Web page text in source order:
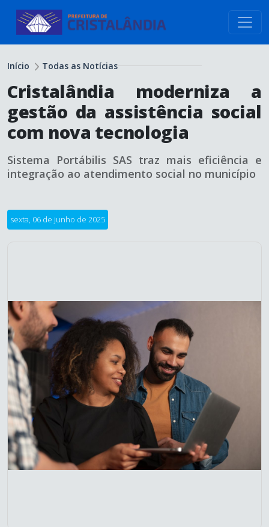
Início Todas as Notícias
Cristalândia moderniza a
gestão da assistência social
com nova tecnologia
Sistema Portábilis SAS traz mais eficiência e
integração ao atendimento social no município
sexta, 06 de junho de 2025